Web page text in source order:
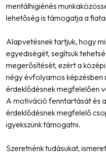
mentálhigiénés
lehetőség is támogatja a
Alapvetésnek tartjuk, hogy
egyediségét, segítsük
megerősítését, ezért a
négy évfolyamos képzésben
érdeklődésnek megfelelően
A motiváció fenntartását és
érdeklődésnek megfelelő
igyekszünk támogatni.
Szeretnénk tudásukat,